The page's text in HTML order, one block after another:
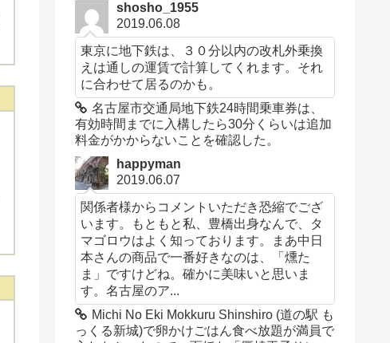
shosho_1955
2019.06.08
東京に地下鉄は、３０分以内の改札外乗換
えは通しの運賃で計算してくれます。それ
に合わせて居るのかも。
名古屋市交通局地下鉄24時間乗車券は、
有効時間までに入構したら30分くらいは追加
料金がかからないことを確認した。
happyman
2019.06.07
関係者様からコメントいただき恐縮でござ
います。もともと私、豊橋出身なんで、タ
マゴロウはよく知っております。まあ中日
本さんの商品で一番好きなのは、「燻た
ま」ですけどね。確かに美味いと思いま
す。名古屋のア...
Michi No Eki Mokkuru Shinshiro (道の駅 も
っくる新城)で卵かけごはん食べ放題が満員で